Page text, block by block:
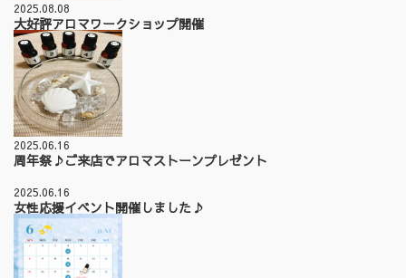
2025.08.08
大好評アロマワークショップ開催
2025.06.16
周年祭♪ご来店でアロマストーンプレゼント
2025.06.16
女性応援イベント開催しました♪